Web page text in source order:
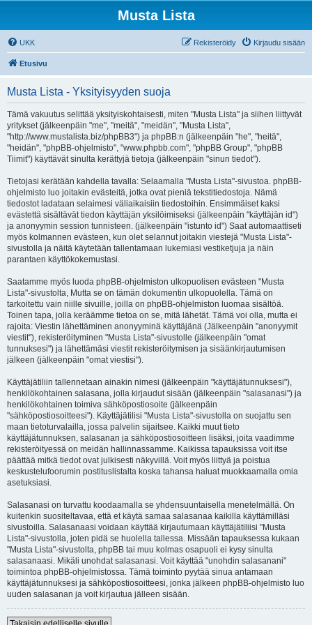
Musta Lista
UKK Kirjaudu sisään
Rekisteröidy
Etusivu
Musta Lista - Yksityisyyden suoja
Tämä vakuutus selittää yksityiskohtaisesti, miten "Musta Lista" ja siihen liittyvät
yritykset (jälkeenpäin "me", "meitä", "meidän", "Musta Lista",
"http://www.mustalista.biz/phpBB3") ja phpBB:n (jälkeenpäin "he", "heitä",
"heidän", "phpBB-ohjelmisto", "www.phpbb.com", "phpBB Group", "phpBB
Tiimit") käyttävät sinulta kerättyjä tietoja (jälkeenpäin "sinun tiedot").
Tietojasi kerätään kahdella tavalla: Selaamalla "Musta Lista"-sivustoa. phpBB-
ohjelmisto luo joitakin evästeitä, jotka ovat pieniä tekstitiedostoja. Nämä
tiedostot ladataan selaimesi väliaikaisiin tiedostoihin. Ensimmäiset kaksi
evästettä sisältävät tiedon käyttäjän yksilöimiseksi (jälkeenpäin "käyttäjän id")
ja anonyymin session tunnisteen. (jälkeenpäin "istunto id") Saat automaattiseti
myös kolmannen evästeen, kun olet selannut joitakin viestejä "Musta Lista"-
sivustolla ja näitä käytetään tallentamaan lukemiasi vestiketjuja ja näin
parantaen käyttökokemustasi.
Saatamme myös luoda phpBB-ohjelmiston ulkopuolisen evästeen "Musta
Lista"-sivustolta, Mutta se on tämän dokumentin ulkopuolella. Tämä on
tarkoitettu vain niille sivuille, joilla on phpBB-ohjelmiston luomaa sisältöä.
Toinen tapa, jolla keräämme tietoa on se, mitä lähetät. Tämä voi olla, mutta ei
rajoita: Viestin lähettäminen anonyyminä käyttäjänä (Jälkeenpäin "anonyymit
viestit"), rekisteröityminen "Musta Lista"-sivustolle (jälkeenpäin "omat
tunnuksesi") ja lähettämäsi viestit rekisteröitymisen ja sisäänkirjautumisen
jälkeen (jälkeenpäin "omat viestisi").
Käyttäjätiliin tallennetaan ainakin nimesi (jälkeenpäin "käyttäjätunnuksesi"),
henkilökohtainen salasana, jolla kirjaudut sisään (jälkeenpäin "salasanasi") ja
henkilökohtainen toimiva sähköpostiosoite (jälkeenpäin
"sähköpostiosoitteesi"). Käyttäjätilisi "Musta Lista"-sivustolla on suojattu sen
maan tietoturvalailla, jossa palvelin sijaitsee. Kaikki muut tieto
käyttäjätunnuksen, salasanan ja sähköpostiosoitteen lisäksi, joita vaadimme
rekisteröityessä on meidän hallinnassamme. Kaikissa tapauksissa voit itse
päättää mitkä tiedot ovat julkisesti näkyvillä. Voit myös liittyä ja poistua
keskustelufoorumin postituslistalta koska tahansa haluat muokkaamalla omia
asetuksiasi.
Salasanasi on turvattu koodaamalla se yhdensuuntaisella menetelmällä. On
kuitenkin suositeltavaa, että et käytä samaa salasanaa kaikilla käyttämilläsi
sivustoilla. Salasanaasi voidaan käyttää kirjautumaan käyttäjätiliisi "Musta
Lista"-sivustolla, joten pidä se huolella tallessa. Missään tapauksessa kukaan
"Musta Lista"-sivustolta, phpBB tai muu kolmas osapuoli ei kysy sinulta
salasanaasi. Mikäli unohdat salasanasi. Voit käyttää "unohdin salasanani"
toimintoa phpBB-ohjelmistossa. Tämä toiminto pyytää sinua antamaan
käyttäjätunnuksesi ja sähköpostiosoitteesi, jonka jälkeen phpBB-ohjelmisto luo
uuden salasanan ja voit kirjautua jälleen sisään.